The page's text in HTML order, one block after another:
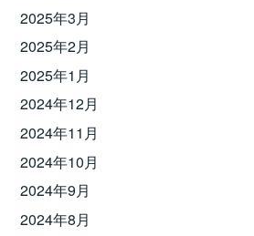
2025年3月
2025年2月
2025年1月
2024年12月
2024年11月
2024年10月
2024年9月
2024年8月